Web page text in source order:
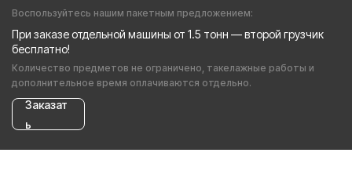
Воспользуйтесь нашим пакетным предложением:
При заказе отдельной машины от 1.5 тонн — второй грузчик
бесплатно!
Количество предметов не ограничено, такелажные работы и
дополнительное время оплачиваются отдельно.
Заказат
ь